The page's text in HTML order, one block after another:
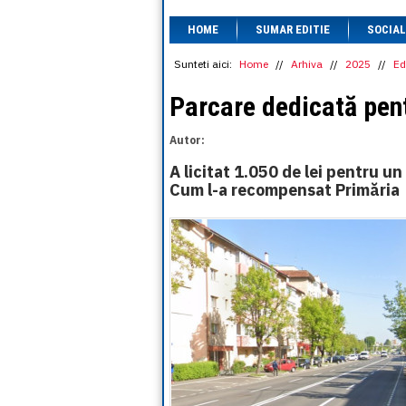
HOME SUMAR EDITIE SOCIAL
Sunteti aici: Home // Arhiva // 2025 //
Parcare dedicată
Autor:
A licitat 1.050 de lei pentru
Cum l-a recompensat Primăria